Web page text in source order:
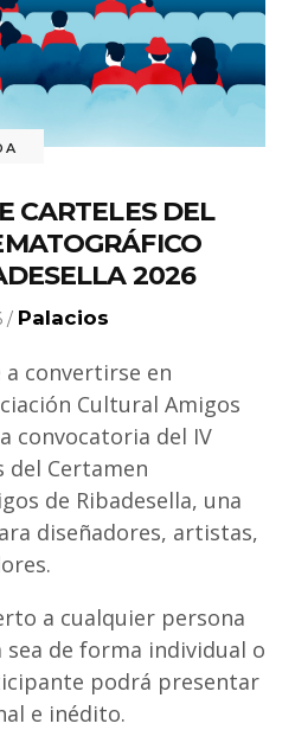
CARTELES DEL
2026
/ Palacios
a convertirse en
Cultural Amigos
convocatoria del IV
del Certamen
de Ribadesella, una
diseñadores, artistas,
a cualquier persona
sea de forma individual o
podrá presentar
e inédito.